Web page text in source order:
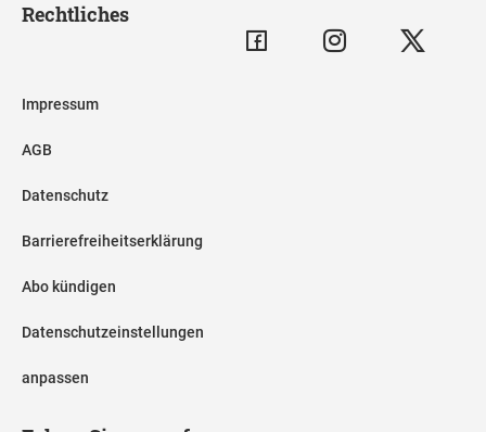
Rechtliches
Impressum
AGB
Datenschutz
Barrierefreiheitserklärung
Abo kündigen
Datenschutzeinstellungen
anpassen